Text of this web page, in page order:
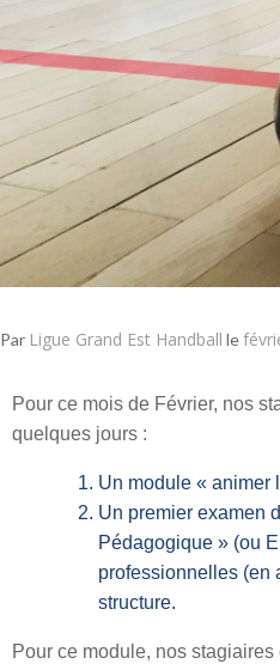
Par Ligue Grand Est Handball le
Pour ce mois de Février, nos
quelques jours :
Un module « animer
Un premier examen
Pédagogique » (ou
professionnelles (en
structure.
Pour ce module, nos